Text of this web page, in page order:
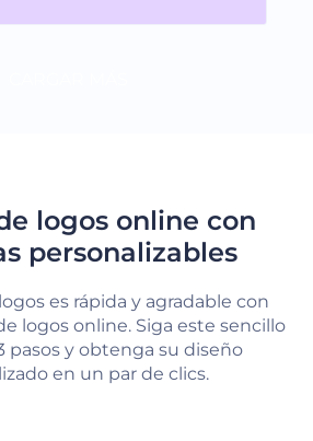
logos online con
personalizables
es rápida y agradable con
logos online. Siga este sencillo
pasos y obtenga su diseño
en un par de clics.